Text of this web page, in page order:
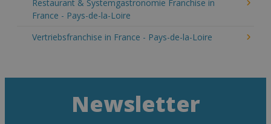
Restaurant & Systemgastronomie Franchise in
France - Pays-de-la-Loire
Vertriebsfranchise in France - Pays-de-la-Loire
Newsletter